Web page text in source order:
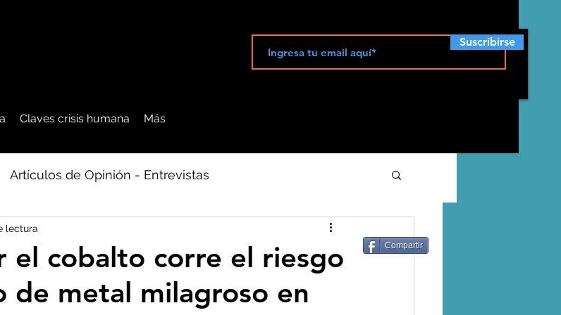
Suscribirse
Claves crisis humana Más
Artículos de Opinión - Entrevistas
Alimentaria-Agua-Dieta
Artico - Antártida - Glaciares
el cobalto corre el riesgo
de metal milagroso en
lectura
Compartir